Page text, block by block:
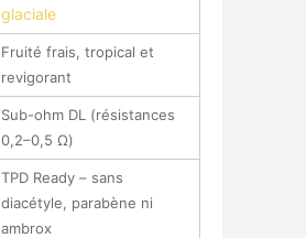
glaciale
Fruité frais, tropical et
revigorant
Sub-ohm DL (résistances
0,2–0,5 Ω)
TPD Ready – sans
diacétyle, parabène ni
ambrox